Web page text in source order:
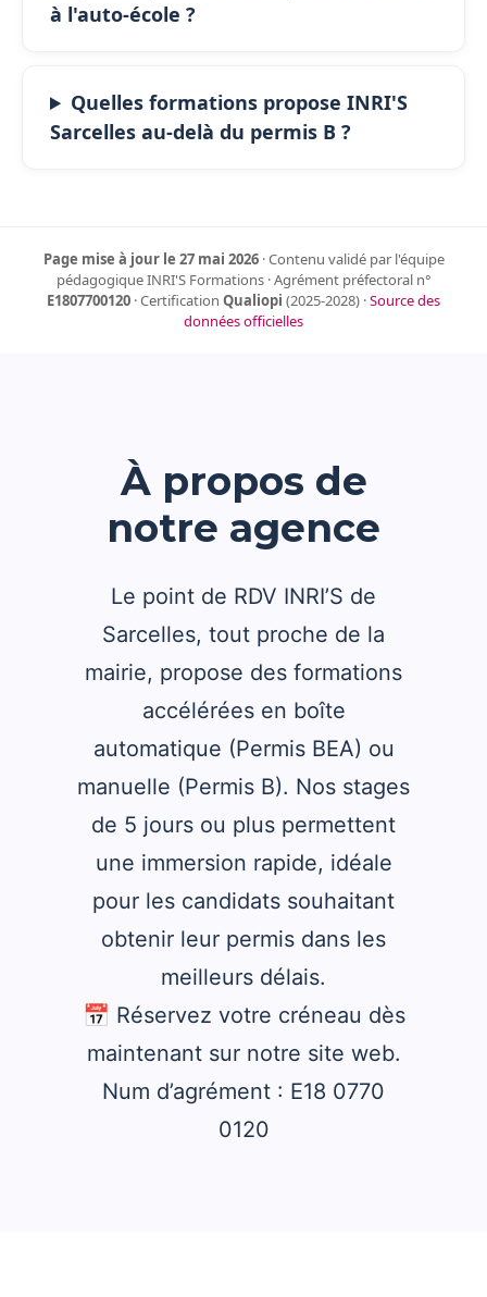
à l'auto-école ?
Quelles formations propose INRI'S
Sarcelles au-delà du permis B ?
Page mise à jour le 27 mai 2026· Contenu validé par l'équipe
pédagogique INRI'S Formations · Agrément préfectoral n°
E1807700120 · Certification Qualiopi (2025-2028) ·Source des
données officielles
À propos de
notre agence
Le point de RDV INRI’S de
Sarcelles, tout proche de la
mairie, propose des formations
accélérées en boîte
automatique (Permis BEA) ou
manuelle (Permis B). Nos stages
de 5 jours ou plus permettent
une immersion rapide, idéale
pour les candidats souhaitant
obtenir leur permis dans les
meilleurs délais.
📅 Réservez votre créneau dès
maintenant sur notre site web.
Num d’agrément : E18 0770
0120